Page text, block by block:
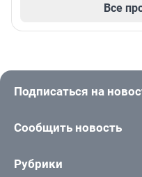
Все
Подписаться на
Сообщить новость
Рубрики